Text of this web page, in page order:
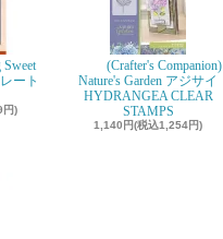
Sweet
ート
円)
(Crafter's Companion)
Nature's Garden アジサイ
HYDRANGEA CLEAR
STAMPS
1,140円(税込1,254円)